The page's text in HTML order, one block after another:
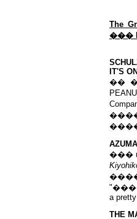
The
���
IT'S
��
���
a
THE